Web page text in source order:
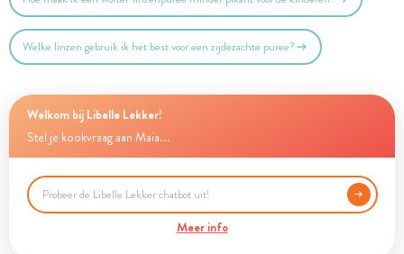
Welke linzen gebruik ik het best voor een zijdezachte puree?
Welkom bij Libelle Lekker!
Stel je kookvraag aan Maia...
Meer info